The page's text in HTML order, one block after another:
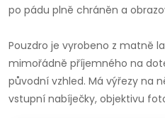
po pádu plně chráněn a
Pouzdro je vyrobeno z matně
mimořádně příjemného na
původní vzhled. Má výřezy na
vstupní nabíječky, objektivu